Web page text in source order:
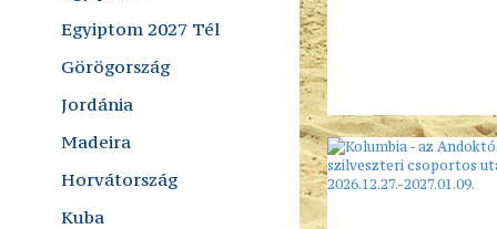
Egyiptom 2027 Tél
Görögország
Jordánia
Madeira
Horvátország
Kuba